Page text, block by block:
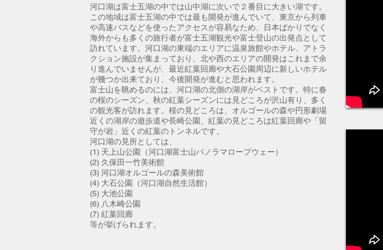
河口湖は富士五湖の中では山中湖に次いで２番目に大きい湖です。
この地域は富士五湖の中では最も開発が進んでいて、東京から列車
や高速バスなどを使ったアクセスが容易なため、日本ばかりでなく
海外からも多くの旅行者が富士五湖観光や富士登山の出発点として
訪れています。河口湖の東端のエリアに温泉旅館やホテル、アトラ
クション施設が集まっており、北や西のエリアの開発はこれまで余
り進んでいませんが、最近紅葉回廊や大石公園周辺に新しいホテル
が幾つか出来ており、今後開発が進むと思われます。
富士山を眺めるのには、河口湖の北側の湖岸がベストです。特に春
の桜のシーズン、秋の紅葉シーズンには見どころが沢山有り、多く
の観光客が訪れます。桜の見どころは、オルゴールの森や円形劇場
近くの湖岸の遊歩道や長崎公園、紅葉の見どころは紅葉回廊や「留
守が岩」近くの紅葉のトンネルです。
河口湖の見所としては、
(1) 天上山公園（河口湖富士山パノラマロープウェー）
(2) 久保田一竹美術館
(3) 河口湖オルゴールの森美術館
(4) 大石公園（河口湖自然生活館）
(5) 大池公園
(6) 八木崎公園
(7) 紅葉回廊
​等が挙げられます。